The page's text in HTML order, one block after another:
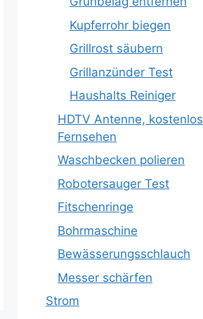
Kupferrohr biegen
Grillrost säubern
Grillanzünder Test
Haushalts Reiniger
HDTV Antenne, kostenlos
Fernsehen
Waschbecken polieren
Robotersauger Test
Fitschenringe
Bohrmaschine
Bewässerungsschlauch
Messer schärfen
Strom